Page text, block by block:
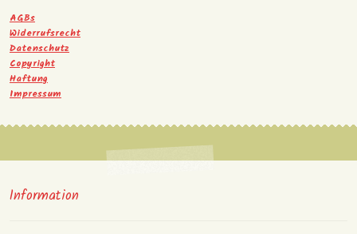
AGBs
Widerrufsrecht
Datenschutz
Copyright
Haftung
Impressum
Information